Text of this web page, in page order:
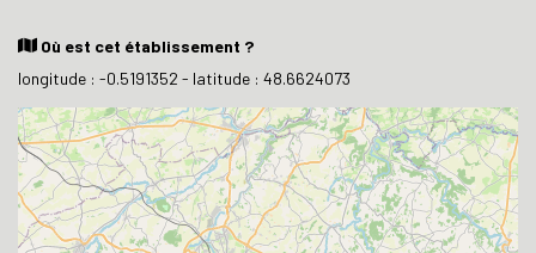
Où est cet établissement ?
longitude : -0.5191352 - latitude : 48.6624073